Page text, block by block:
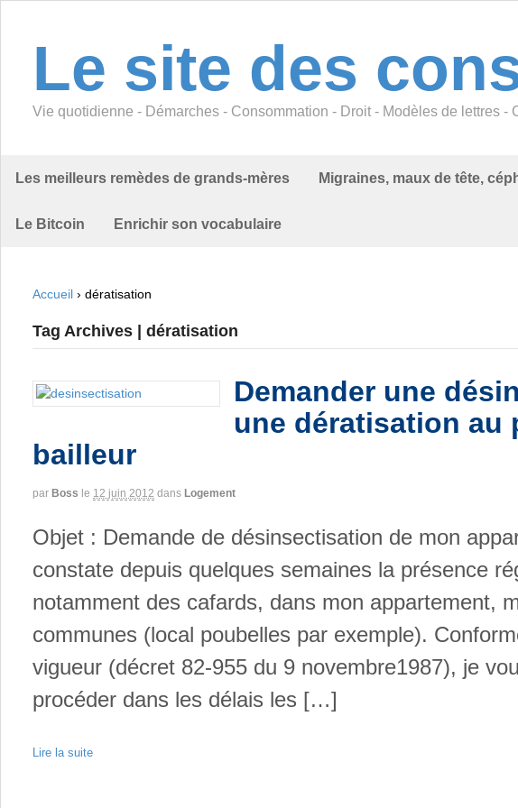
Le site des
Vie quotidienne - Démarches - Consommation - Droit - Modèles de lettres -
Les meilleurs remèdes de grands-mères Migraines, maux de tête,
Le Bitcoin Enrichir son vocabulaire
Accueil › dératisation
Tag Archives | dératisation
Demander une
une dératisation au
bailleur
par Boss le 12 juin 2012 dans Logement
Objet : Demande de désinsectisation de mon
constate depuis quelques semaines la présence
notamment des cafards, dans mon appartement,
communes (local poubelles par exemple).
vigueur (décret 82-955 du 9 novembre1987), je
procéder dans les délais les […]
Lire la suite